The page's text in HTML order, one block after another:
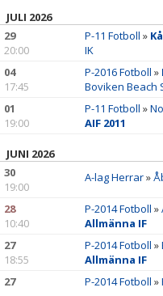
JULI 2026
29
20:00
P-11 Fotboll »
IK
04
17:45
P-2016 Fotboll »
Boviken Beach
01
19:00
P-11 Fotboll »
AIF 2011
JUNI 2026
30
19:00
A-lag Herrar»
28
10:40
P-2014 Fotboll »
Allmänna IF
27
18:55
P-2014 Fotboll »
Allmänna IF
27
P-2014 Fotboll »